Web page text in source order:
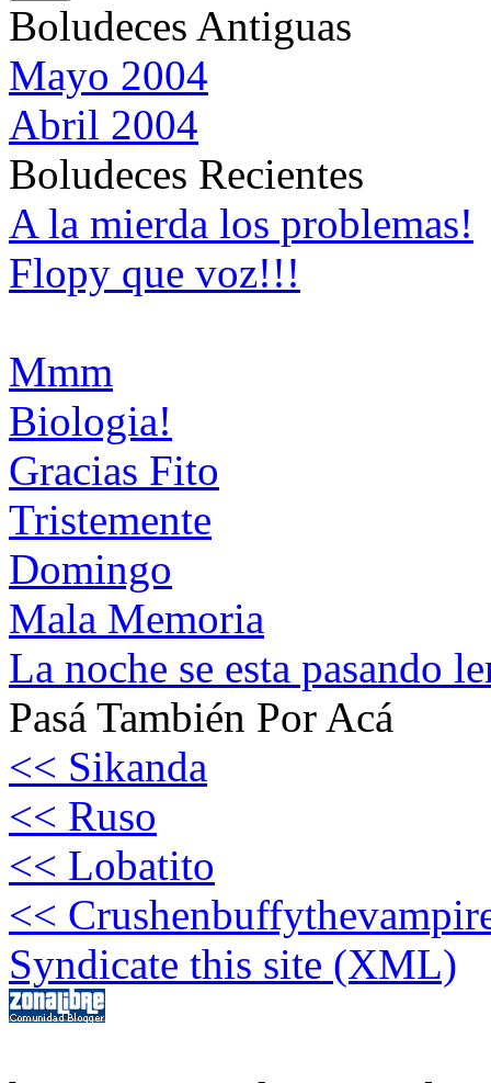
Boludeces Antiguas
Mayo 2004
Abril 2004
Boludeces Recientes
A la mierda los problemas!
Flopy que voz!!!
Mmm
Biologia!
Gracias Fito
Tristemente
Domingo
Mala Memoria
La noche se esta pasando
Pasá También Por Acá
<< Sikanda
<< Ruso
<< Lobatito
<<
Syndicate this site (XML)